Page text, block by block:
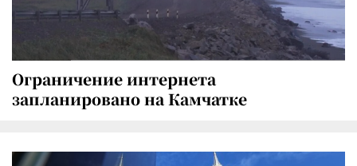
Ограничение интернета
запланировано на Камчатке